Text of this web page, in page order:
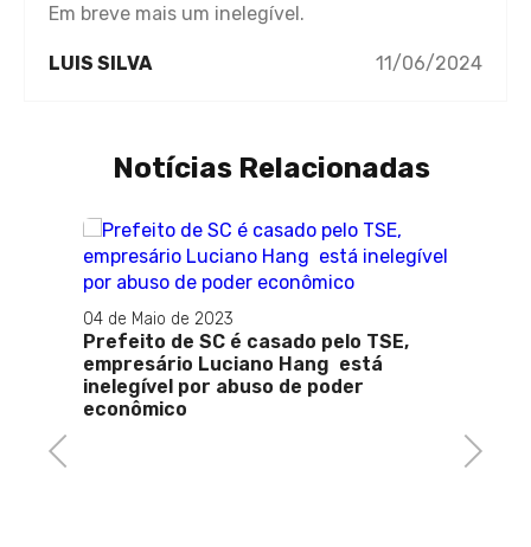
Em breve mais um inelegível.
LUIS SILVA 11/06/2024
Notícias Relacionadas
Previous
04 de Maio de 2023
Prefeito de SC é casado pelo TSE,
empresário Luciano Hang está
inelegível por abuso de poder
econômico
Next